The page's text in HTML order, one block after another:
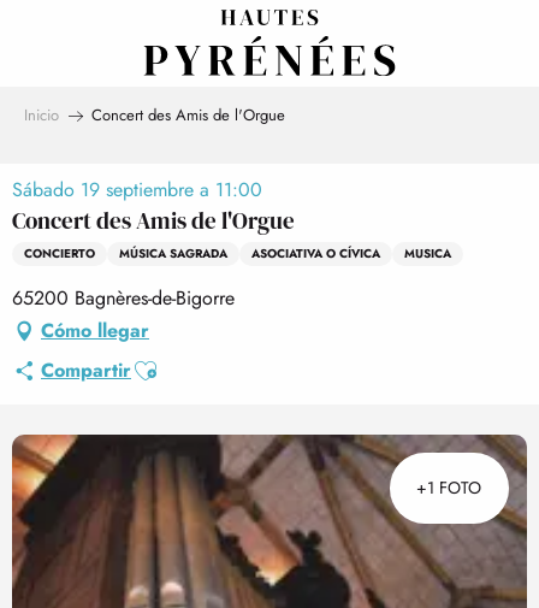
Inicio Concert des Amis de l'Orgue
Sábado 19 septiembre a 11:00
Concert des Amis de l'Orgue
CONCIERTO MÚSICA SAGRADA ASOCIATIVA O CÍVICA MUSICA
65200 Bagnères-de-Bigorre
Cómo llegar
CompartirAjouter aux favoris
+1 FOTO